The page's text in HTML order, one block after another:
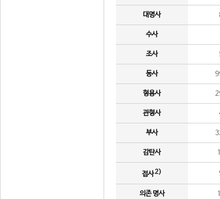
대명사
수사
조사
동사
형용사
관형사
부사
감탄사
접사2)
의존 명사